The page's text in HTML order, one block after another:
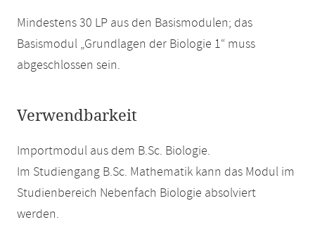
Mindestens 30 LP aus den Basismodulen; das
Basismodul „Grundlagen der Biologie 1“ muss
abgeschlossen sein.
Verwendbarkeit
Importmodul aus dem B.Sc. Biologie.
Im Studiengang B.Sc. Mathematik kann das Modul im
Studienbereich Nebenfach Biologie absolviert
werden.